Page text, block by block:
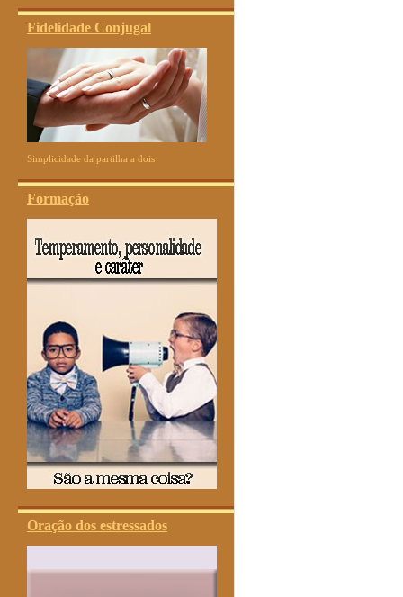
Fidelidade Conjugal
Simplicidade da partilha a dois
Formação
Oração dos estressados